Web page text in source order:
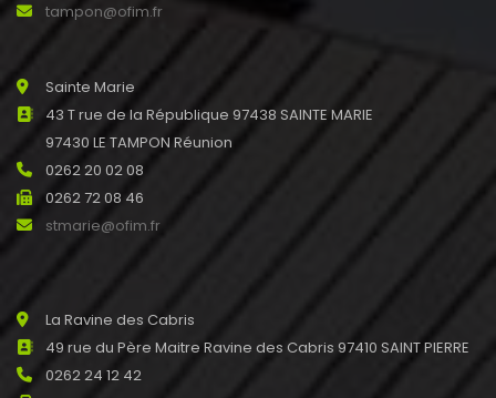
tampon@ofim.fr
Sainte Marie
43 T rue de la République 97438 SAINTE MARIE
97430 LE TAMPON Réunion
0262 20 02 08
0262 72 08 46
stmarie@ofim.fr
La Ravine des Cabris
49 rue du Père Maitre Ravine des Cabris 97410 SAINT PIERRE
0262 24 12 42